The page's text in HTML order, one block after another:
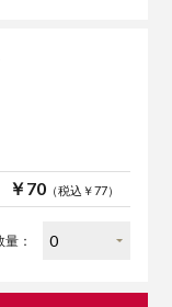
￥70（税込￥77）
量：